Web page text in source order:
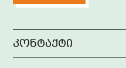
კონტაქტი